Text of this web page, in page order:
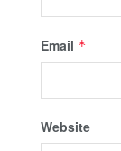
Email *
Website